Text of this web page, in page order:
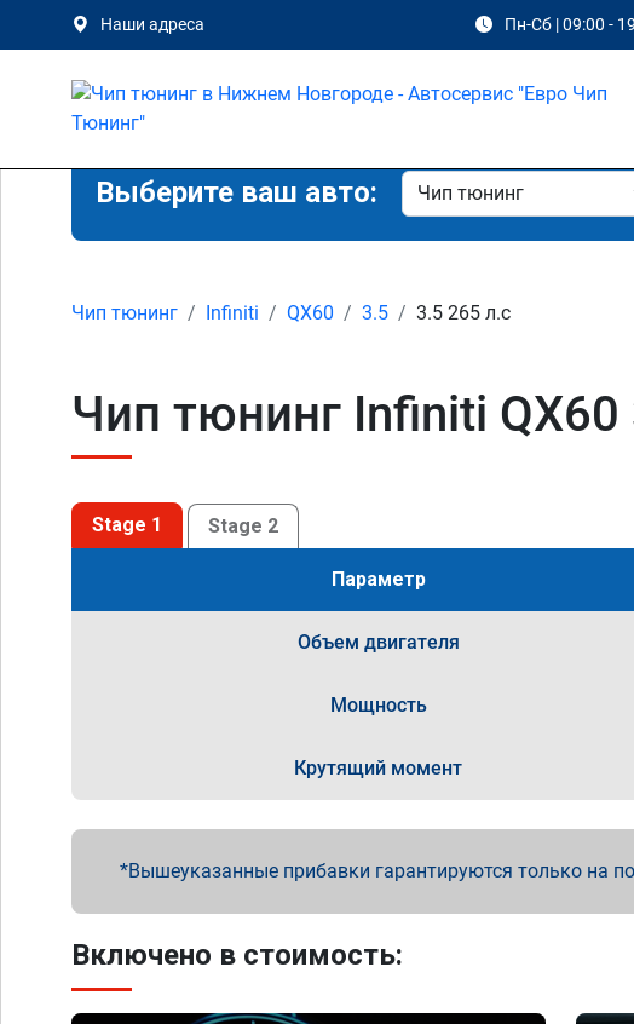
Наши адреса Пн-Сб | 09:00 -
Выберите ваш авто:
Чип тюнинг Infiniti QX60 3.5 3.5 265 л.с
Чип тюнинг Infiniti
Stage 1 Stage 2
Параметр
Объем двигателя
Мощность
Крутящий момент
Вышеуказанные прибавки гарантируются только на
Включено в стоимость: